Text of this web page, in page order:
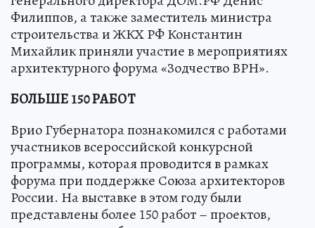
Филиппов, а также заместитель министра
строительства и ЖКХ РФ Константин
Михайлик приняли участие в мероприятиях
архитектурного форума «Зодчество ВРН».
БОЛЬШЕ 150 РАБОТ
Врио Губернатора познакомился с работами
участников всероссийской конкурсной
программы, которая проводится в рамках
форума при поддержке Союза архитекторов
России. На выставке в этом году были
представлены более 150 работ – проектов,